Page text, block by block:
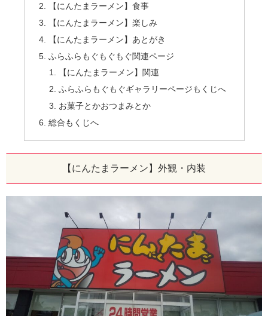
【にんたまラーメン】食事
【にんたまラーメン】楽しみ
【にんたまラーメン】あとがき
ふらふらもぐもぐもぐ関連ページ
【にんたまラーメン】関連
ふらふらもぐもぐギャラリーページもくじへ
お菓子とかおつまみとか
総合もくじへ
【にんたまラーメン】外観・内装